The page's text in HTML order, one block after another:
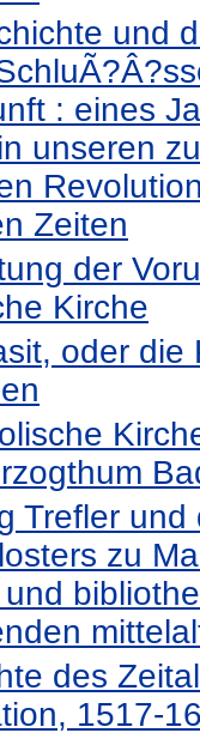
und
: eines
unseren
Zeiten
der
Kirche
oder die
Trefler
zu
des
1517-